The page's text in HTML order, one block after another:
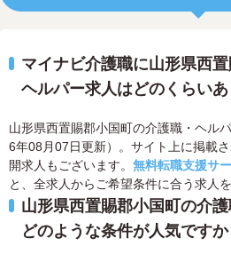
マイナビ介護職に山形県西
ヘルパー求人はどのくらいあ
山形県西置賜郡小国町の介護職・ヘル
6年08月07日更新）。サイト上に掲載
開求人もございます。 無料転職支援サ
と、全求人からご希望条件に合う求人
山形県西置賜郡小国町の介
どのような条件が人気ですか